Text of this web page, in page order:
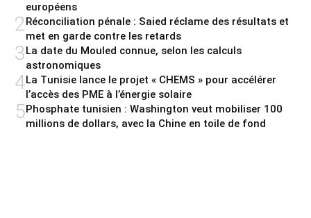
européens
2 Réconciliation pénale : Saied réclame des résultats et
met en garde contre les retards
3 La date du Mouled connue, selon les calculs
astronomiques
4La Tunisie lance le projet « CHEMS » pour accélérer
l’accès des PME à l’énergie solaire
5Phosphate tunisien : Washington veut mobiliser 100
millions de dollars, avec la Chine en toile de fond